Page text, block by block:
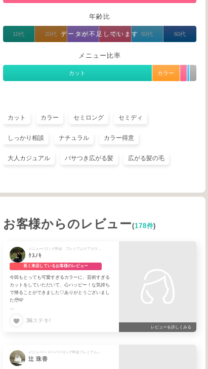
年齢比
データが不足しています
10代 20代 30代 40代 50代 60代
メニュー比率
カット カラー
カット カラー セミロング セミディ
しっかり相談 ナチュラル カラー得意
大人カジュアル パサつき広がる髪 広がる髪の毛
お客様からのレビュー(178件)
ｸｽﾉｷ
長く来店しているお客様のレビュー
今回もとっても可愛すぎるカラーに、芸術すぎる
カットをしていただいて、心ハッピー！な気持ち
で帰ることができました♡ありがとうございまし
た🥹🩵
れるので、染めた時から色落ちまで毎回可愛いま
もお願いしたいな..！と思います！いつもありが
とうございます🩵🩵
36ステキ!
レビューを詳しくみる
辻 珠香